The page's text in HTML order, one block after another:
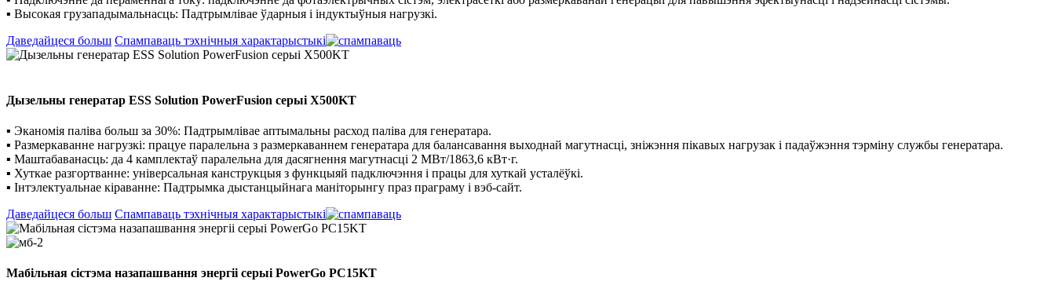
▪ Высокая грузападымальнасць: Падтрымлівае ўдарныя і індуктыўныя нагрузкі.
Даведайцеся больш Спампаваць тэхнічныя характарыстыкі
Дызельны генератар ESS Solution PowerFusion серыі X500KT
▪ Эканомія паліва больш за 30%: Падтрымлівае аптымальны расход паліва для генератара.
▪ Размеркаванне нагрузкі: працуе паралельна з размеркаваннем генератара для балансавання выходнай магутнасці, зніжэння пікавых нагрузак і падаўжэння тэрміну службы генератара.
▪ Маштабаванасць: да 4 камплектаў паралельна для дасягнення магутнасці 2 МВт/1863,6 кВт·г.
▪ Хуткае разгортванне: універсальная канструкцыя з функцыяй падключэння і працы для хуткай усталёўкі.
▪ Інтэлектуальнае кіраванне: Падтрымка дыстанцыйнага маніторынгу праз праграму і вэб-сайт.
Даведайцеся больш Спампаваць тэхнічныя характарыстыкі
Мабільная сістэма назапашвання энергіі серыі PowerGo PC15KT